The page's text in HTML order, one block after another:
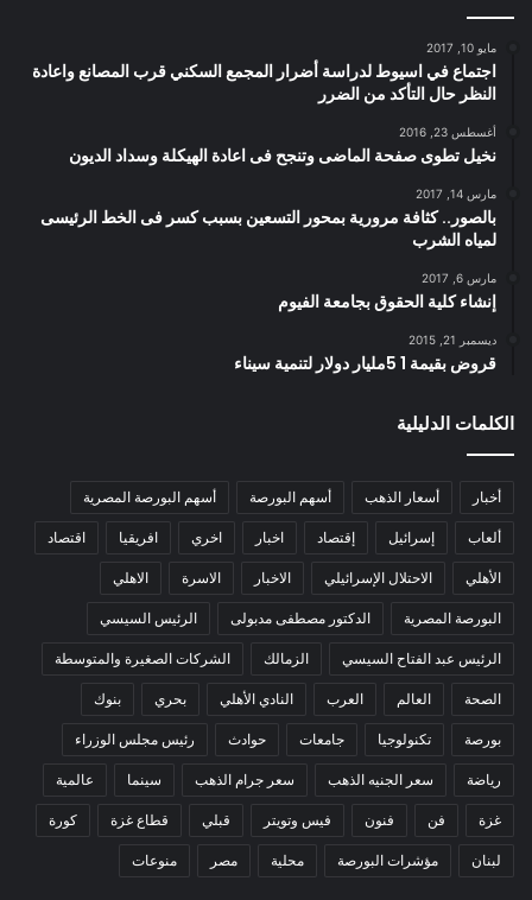
مايو 10, 2017
اجتماع في اسيوط لدراسة أضرار المجمع السكني قرب المصانع واعادة
النظر حال التأكد من الضرر
أغسطس 23, 2016
نخيل تطوى صفحة الماضى وتنجح فى اعادة الهيكلة وسداد الديون
مارس 14, 2017
بالصور.. كثافة مرورية بمحور التسعين بسبب كسر فى الخط الرئيسى
لمياه الشرب
مارس 6, 2017
إنشاء كلية الحقوق بجامعة الفيوم
ديسمبر 21, 2015
قروض بقيمة 1 5مليار دولار لتنمية سيناء
الكلمات الدليلية
أخبار أسعار الذهب أسهم البورصة أسهم البورصة المصرية
ألعاب إسرائيل إقتصاد اخبار اخري افريقيا اقتصاد
الأهلي الاحتلال الإسرائيلي الاخبار الاسرة الاهلي
البورصة المصرية الدكتور مصطفى مدبولى الرئيس السيسي
الرئيس عبد الفتاح السيسي الزمالك الشركات الصغيرة والمتوسطة
الصحة العالم العرب النادي الأهلي بحري بنوك
بورصة تكنولوجيا جامعات حوادث رئيس مجلس الوزراء
رياضة سعر الجنيه الذهب سعر جرام الذهب سينما عالمية
غزة فن فنون فيس وتويتر قبلي قطاع غزة كورة
لبنان مؤشرات البورصة محلية مصر منوعات